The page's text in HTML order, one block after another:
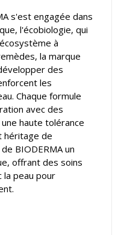
s'est engagée dans
l'écobiologie, qui
à
la marque
des
les
Chaque formule
avec des
haute tolérance
héritage de
BIODERMA un
offrant des soins
la peau pour